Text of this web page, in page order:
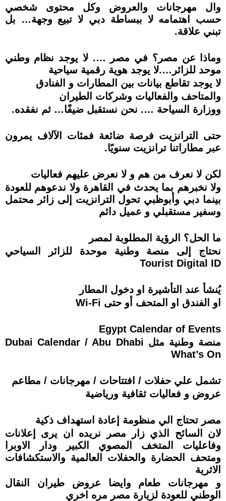
وال مهرجانات والعروض وكل محتوى شخصي
حسب اهتمامه لا ببساطة دبي لا تبيع وجهة… بل
تبني علاقة.
وماذا عن مصر؟ في مصر …. لا يوجد نظام وطني
موحد للزائر….لا يوجد هوية رقمية سياحية
لا يوجد تقاطع بيانات بين المطارات و الفنادق
والمتاحف والفعاليات وشركات الطيران
ووزارة السياحة …. نحن نستقبل ضيفًا… ثم نفقده.
حتى الترانزيت فرصة ضائعة فمئات الآلاف يمرون
عبر مطاراتنا ترانزيت سنويًا.
لكن لا نعرف من هم و لا نعرض عليهم فعاليات
ولا نخبرهم بما يحدث في القاهرة ولا ندعوهم للعودة
بينما دبي وأبوظبي تحول الترانزيت إلى زائر محتمل
وسفير مستقبلي و عميل دائم
ما الحل؟ الرؤية المطلوبة لمصر
نحتاج إلى منصة وطنية موحدة للزائر السياحي
Tourist Digital ID
يُنشأ عند التأشيرة او دخول المطار
او الفندق او المتحف أو حتى Wi-Fi
Egypt Calendar of Events
منصة وطنية مثل Dubai Calendar / Abu Dhabi
What’s On
تشمل علي حفلات / افتتاحات / مهرجانات / مطاعم
عروض و فعاليات ثقافية ورياضية
مصر تحتاج الي منظومة إعادة استهداف ذكية
لان السائح الذي زار مصر نريده ان يرى إعلانات
وفاعليات المتخف المصوي الكبير ودار الاوبرا
ومتحف الحضارة والحفلات العالمية والاستكشافات
الاثرية
و مهرجانات طعام وايضا عروض طيران النقال
الوطني للعودة لزيارة مصر مره اخري